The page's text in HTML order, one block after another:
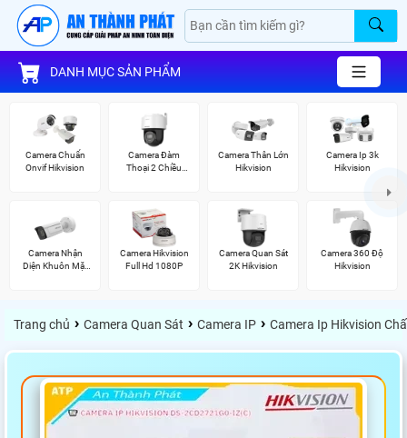
DANH MỤC SẢN PHẨM
Camera Chuẩn
Onvif Hikvision
Camera Đàm
Thoại 2 Chiều
Camera Thân Lớn
Hikvision
Camera Ip 3k
Hikvision
Camera Nhận
Diện Khuôn Mặt
Camera Hikvision
Full Hd 1080P
Camera Quan Sát
2K Hikvision
Camera 360 Độ
Hikvision
Trang chủ › Camera Quan Sát › Camera IP › Camera Ip Hikvision